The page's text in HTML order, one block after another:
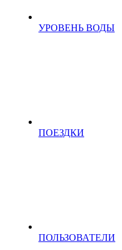
УРОВЕНЬ ВОДЫ
ПОЕЗДКИ
ПОЛЬЗОВАТЕЛИ